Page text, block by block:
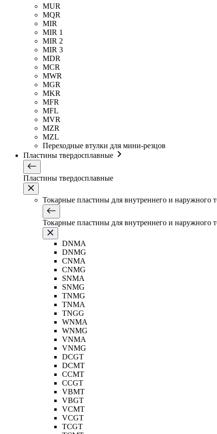
MUR
MQR
MIR
MIR 1
MIR 2
MIR 3
MDR
MCR
MWR
MGR
MKR
MFR
MFL
MVR
MZR
MZL
Переходные втулки для мини-резцов
Пластины твердосплавные
Пластины твердосплавные
Токарные пластины для внутреннего и наружного
Токарные пластины для внутреннего и наружного
DNMA
DNMG
CNMA
CNMG
SNMA
SNMG
TNMG
TNMA
TNGG
WNMA
WNMG
VNMA
VNMG
DCGT
DCMT
CCMT
CCGT
VBMT
VBGT
VCMT
VCGT
TCGT